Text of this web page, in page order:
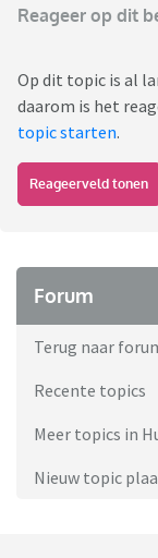
Reageer op dit
Op dit topic is al
daarom is het
topic starten.
Reageerveld tonen
Forum
Terug naar
Recente topics
Meer topics in
Nieuw topic